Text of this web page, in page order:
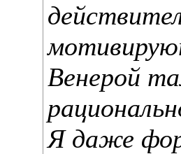
Венерой
Я даже